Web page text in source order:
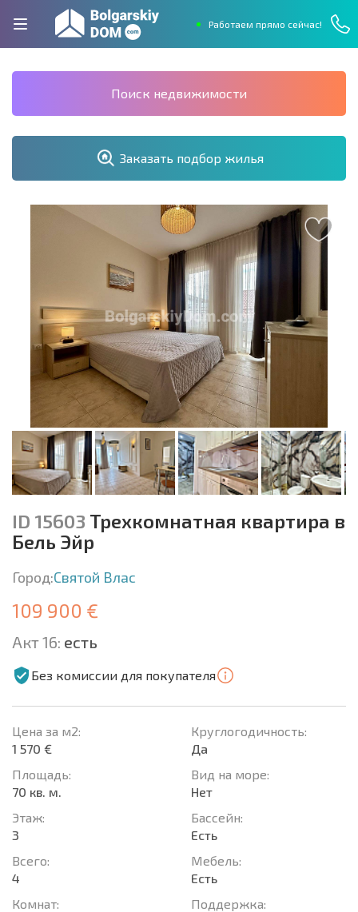
Работаем прямо сейчас!
Поиск недвижимости
Заказать подбор жилья
ID 15603 Трехкомнатная квартира в
Бель Эйр
Город:Святой Влас
109 900 €
Акт 16: есть
Без комиссии для покупателя
Цена за м2:
1 570 €
Площадь:
70 кв. м.
Этаж:
3
Всего:
4
Комнат:
Круглогодичность:
Да
Вид на море:
Нет
Басcейн:
Есть
Мебель:
Есть
Поддержка: